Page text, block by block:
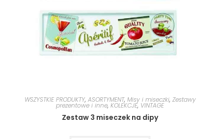
WSZYSTKIE PRODUKTY, ASORTYMENT, Misy i miseczki, Zestawy
prezentowe i inne, KOLEKCJE, VINTAGE
Zestaw 3 miseczek na dipy